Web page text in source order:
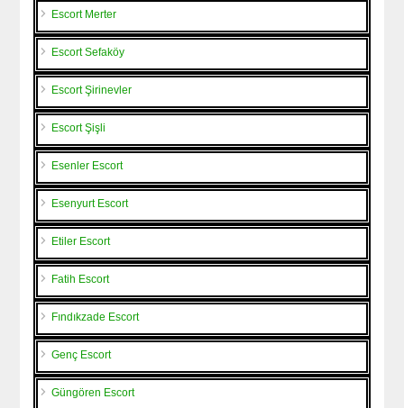
Escort Merter
Escort Sefaköy
Escort Şirinevler
Escort Şişli
Esenler Escort
Esenyurt Escort
Etiler Escort
Fatih Escort
Fındıkzade Escort
Genç Escort
Güngören Escort